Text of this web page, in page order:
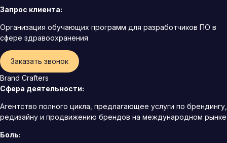
Запрос клиента:
Организация обучающих программ для разработчиков ПО в
сфере здравоохранения
Заказать звонок
Brand Crafters
Сфера деятельности:
Агентство полного цикла, предлагающее услуги по брендингу,
редизайну и продвижению брендов на международном рынке
Боль: